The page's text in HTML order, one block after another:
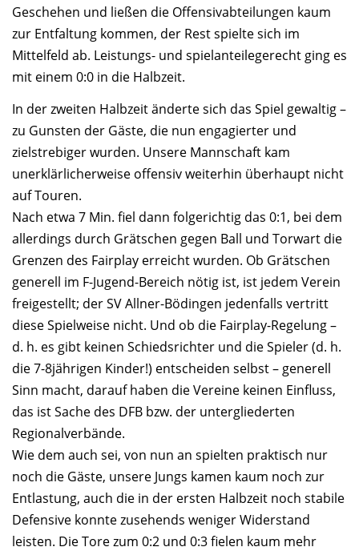
Geschehen und ließen die Offensivabteilungen kaum
zur Entfaltung kommen, der Rest spielte sich im
Mittelfeld ab. Leistungs- und spielanteilegerecht ging es
mit einem 0:0 in die Halbzeit.
In der zweiten Halbzeit änderte sich das Spiel gewaltig –
zu Gunsten der Gäste, die nun engagierter und
zielstrebiger wurden. Unsere Mannschaft kam
unerklärlicherweise offensiv weiterhin überhaupt nicht
auf Touren.
Nach etwa 7 Min. fiel dann folgerichtig das 0:1, bei dem
allerdings durch Grätschen gegen Ball und Torwart die
Grenzen des Fairplay erreicht wurden. Ob Grätschen
generell im F-Jugend-Bereich nötig ist, ist jedem Verein
freigestellt; der SV Allner-Bödingen jedenfalls vertritt
diese Spielweise nicht. Und ob die Fairplay-Regelung –
d. h. es gibt keinen Schiedsrichter und die Spieler (d. h.
die 7-8jährigen Kinder!) entscheiden selbst – generell
Sinn macht, darauf haben die Vereine keinen Einfluss,
das ist Sache des DFB bzw. der untergliederten
Regionalverbände.
Wie dem auch sei, von nun an spielten praktisch nur
noch die Gäste, unsere Jungs kamen kaum noch zur
Entlastung, auch die in der ersten Halbzeit noch stabile
Defensive konnte zusehends weniger Widerstand
leisten. Die Tore zum 0:2 und 0:3 fielen kaum mehr